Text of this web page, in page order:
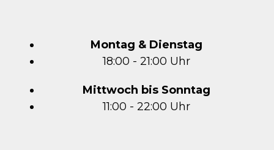
Montag & Dienstag
18:00 - 21:00 Uhr
Mittwoch bis Sonntag
11:00 - 22:00 Uhr